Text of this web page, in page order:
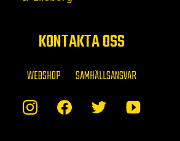
KONTAKTA OSS
WEBSHOP SAMHÄLLSANSVAR